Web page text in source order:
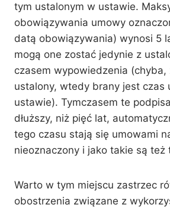
tym ustalonym w ustawie.
obowiązywania umowy
datą obowiązywania) wynosi 5
mogą one zostać jedynie z
czasem wypowiedzenia (chyba,
ustalony, wtedy brany jest czas
ustawie). Tymczasem te
dłuższy, niż pięć lat,
tego czasu stają się umowami
nieoznaczony i jako takie są też
Warto w tym miejscu zastrzec
obostrzenia związane z